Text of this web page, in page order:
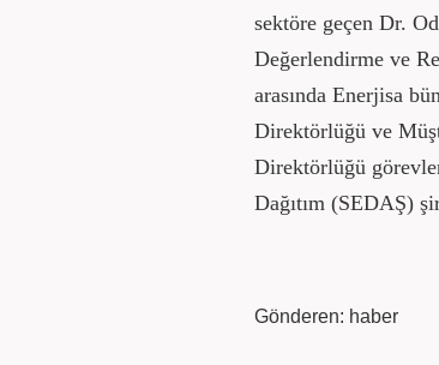
sektöre geçen Dr.
Değerlendirme ve
arasında Enerjisa
Direktörlüğü ve
Direktörlüğü
Dağıtım (SEDAŞ)
Gönderen: haber